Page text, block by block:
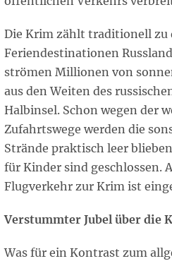
Die Krim zählt traditionell zu
Feriendestinationen
strömen Millionen von
aus den Weiten des
Halbinsel. Schon wegen der
Zufahrtswege werden die
Strände praktisch leer
für Kinder sind geschlossen.
Flugverkehr zur Krim ist
Verstummter Jubel über die
Was für ein Kontrast zum